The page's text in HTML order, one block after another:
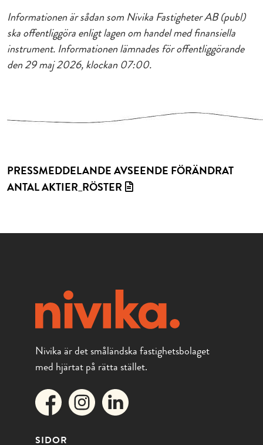
Informationen är sådan som Nivika Fastigheter AB (publ)
ska offentliggöra enligt lagen om handel med finansiella
instrument. Informationen lämnades för offentliggörande
den 29 maj 2026, klockan 07:00.
PRESSMEDDELANDE AVSEENDE FÖRÄNDRAT
ANTAL AKTIER_RÖSTER
Nivika är det småländska fastighetsbolaget
med hjärtat på rätta stället.
SIDOR